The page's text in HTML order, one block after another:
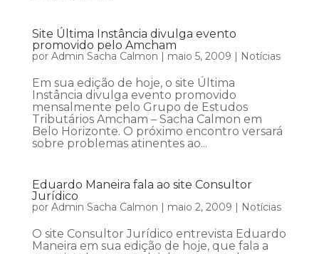
Site Última Instância divulga evento
promovido pelo Amcham
por Admin Sacha Calmon | maio 5, 2009 | Notícias
Em sua edição de hoje, o site Última
Instância divulga evento promovido
mensalmente pelo Grupo de Estudos
Tributários Amcham – Sacha Calmon em
Belo Horizonte. O próximo encontro versará
sobre problemas atinentes ao...
Eduardo Maneira fala ao site Consultor
Jurídico
por Admin Sacha Calmon | maio 2, 2009 | Notícias
O site Consultor Jurídico entrevista Eduardo
Maneira em sua edição de hoje, que fala a